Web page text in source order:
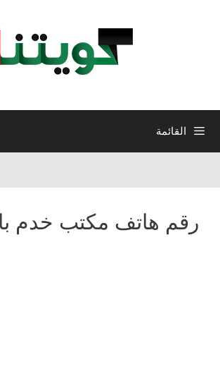
القائمة
رقم هاتف مكتب خدم